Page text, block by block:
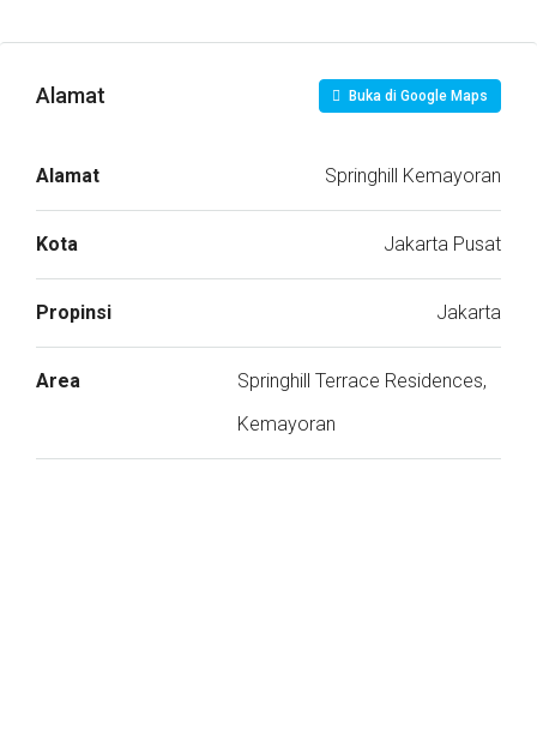
Alamat Buka di Google Maps
Alamat Springhill Kemayoran
Kota Jakarta Pusat
Propinsi Jakarta
Area
Springhill Terrace Residences,
Kemayoran